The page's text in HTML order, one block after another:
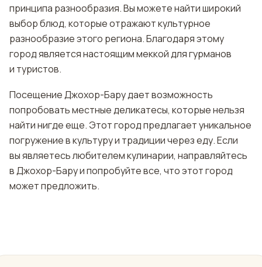
принципа разнообразия. Вы можете найти широкий
выбор блюд, которые отражают культурное
разнообразие этого региона. Благодаря этому
город является настоящим меккой для гурманов
и туристов.
Посещение Джохор-Бару дает возможность
попробовать местные деликатесы, которые нельзя
найти нигде еще. Этот город предлагает уникальное
погружение в культуру и традиции через еду. Если
вы являетесь любителем кулинарии, направляйтесь
в Джохор-Бару и попробуйте все, что этот город
может предложить.